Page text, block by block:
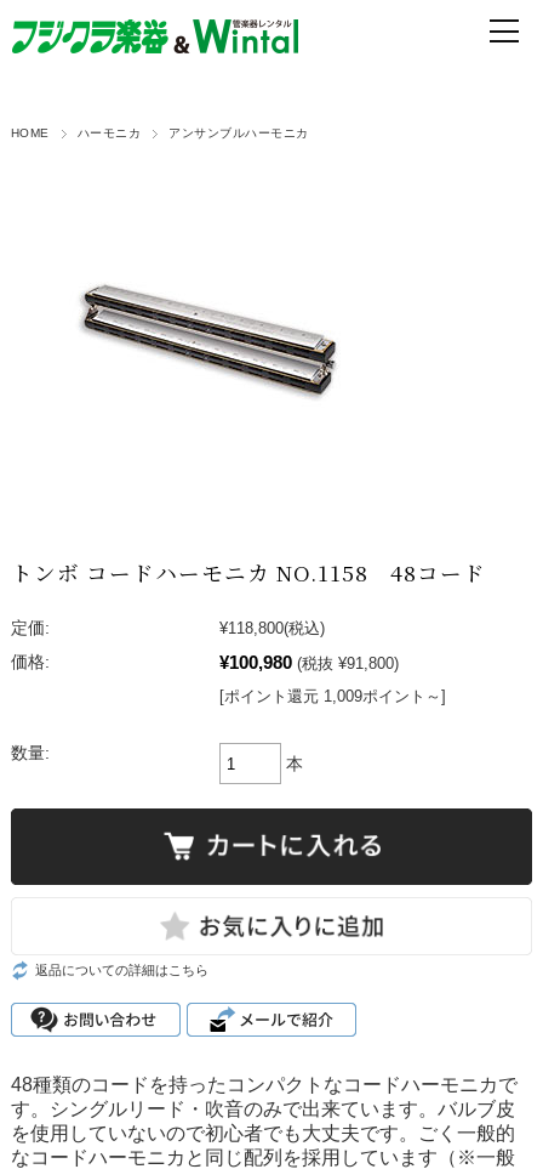
HOME ハーモニカ アンサンブルハーモニカ
トンボ コードハーモニカ NO.1158 48コード
定価: ¥118,800(税込)
価格:
¥100,980 (税抜 ¥91,800)
[ポイント還元 1,009ポイント～]
数量:
本
返品についての詳細はこちら
48種類のコードを持ったコンパクトなコードハーモニカで
す。シングルリード・吹音のみで出来ています。バルブ皮
を使用していないので初心者でも大丈夫です。ごく一般的
なコードハーモニカと同じ配列を採用しています（※一般